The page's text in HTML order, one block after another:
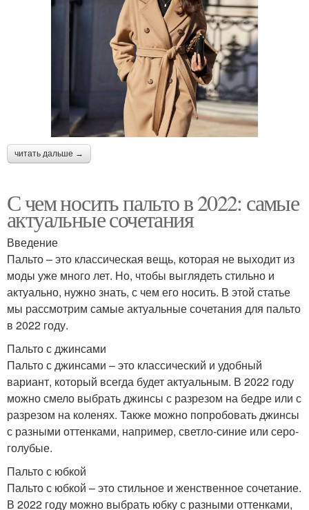
читать дальше →
С чем носить пальто в 2022: самые
актуальные сочетания
Введение
Пальто – это классическая вещь, которая не выходит из
моды уже много лет. Но, чтобы выглядеть стильно и
актуально, нужно знать, с чем его носить. В этой статье
мы рассмотрим самые актуальные сочетания для пальто
в 2022 году.
Пальто с джинсами
Пальто с джинсами – это классический и удобный
вариант, который всегда будет актуальным. В 2022 году
можно смело выбрать джинсы с разрезом на бедре или с
разрезом на коленях. Также можно попробовать джинсы
с разными оттенками, например, светло-синие или серо-
голубые.
Пальто с юбкой
Пальто с юбкой – это стильное и женственное сочетание.
В 2022 году можно выбрать юбку с разными оттенками,